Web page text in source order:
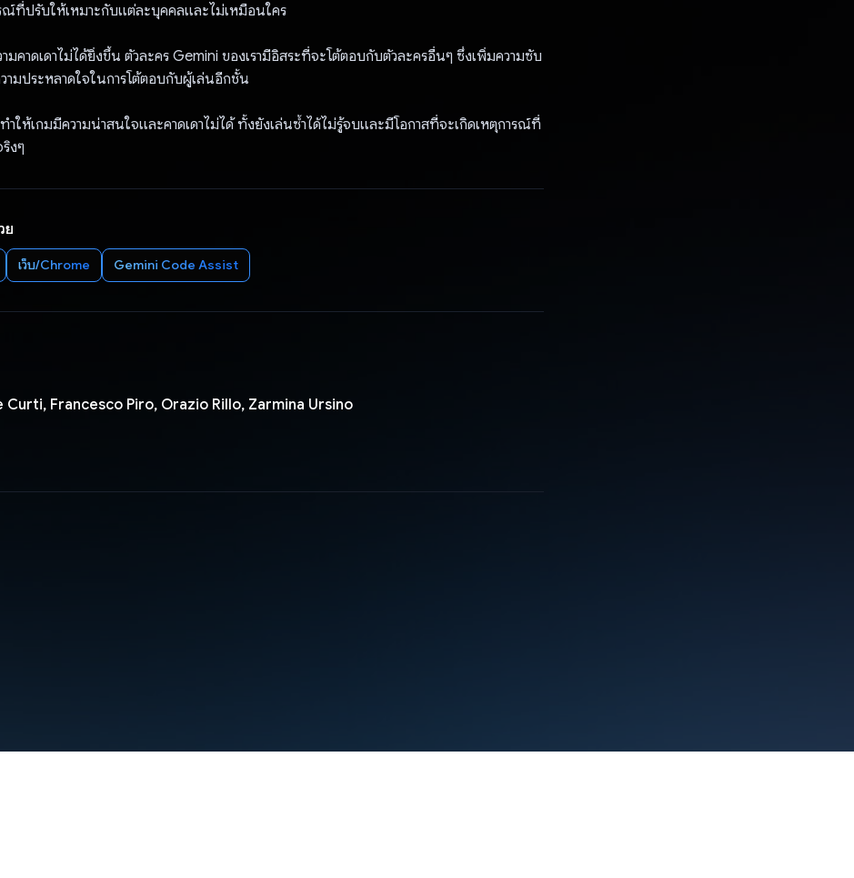
ณ์ที่ปรับให้เหมาะกับแต่ละบุคคลและไม่เหมือนใคร
มคาดเดาไม่ได้ยิ่งขึ้น ตัวละคร Gemini ของเรามีอิสระที่จะโต้ตอบกับตัวละครอื่นๆ ซึ่งเพิ่มความซับ
ามประหลาดใจในการโต้ตอบกับผู้เล่นอีกชั้น
ให้เกมมีความน่าสนใจและคาดเดาไม่ได้ ทั้งยังเล่นซ้ำได้ไม่รู้จบและมีโอกาสที่จะเกิดเหตุการณ์ที่
งๆ
ย
เว็บ/Chrome Gemini Code Assist
Curti, Francesco Piro, Orazio Rillo, Zarmina Ursino